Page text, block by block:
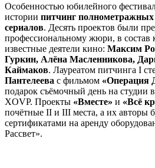
Особенностью юбилейного
истории питчинг
сериалов. Десять проектов были
профессиональному жюри, в состав
известные деятели кино: Максим
Гуркин, Алёна Масленникова,
Каймаков. Лауреатом питчинга I
Пантелеева с фильмом «Операция
подарок съёмочный день на студии
XOVP. Проекты «Вместе» и «Всё
почётные II и III места, а их авторы
сертификатами на аренду
Рассвет».